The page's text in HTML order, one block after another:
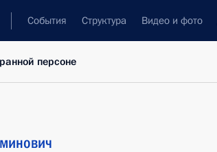
События Структура Видео и фото
персоне